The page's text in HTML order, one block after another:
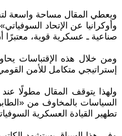
وأوكرانيا عن الإتحاد
صناعية ـ عسكرية قوية،
ومن خلال هذه الإقتباسات
إستراتيجي متكامل للأمن
السياسات بالمخاوف من
تطهير القيادة العسكرية